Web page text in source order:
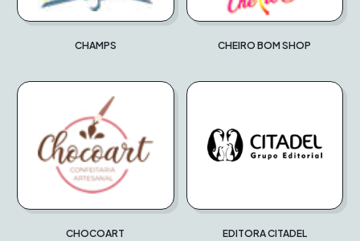
CHAMPS CHEIRO BOM SHOP
CHOCOART EDITORA CITADEL